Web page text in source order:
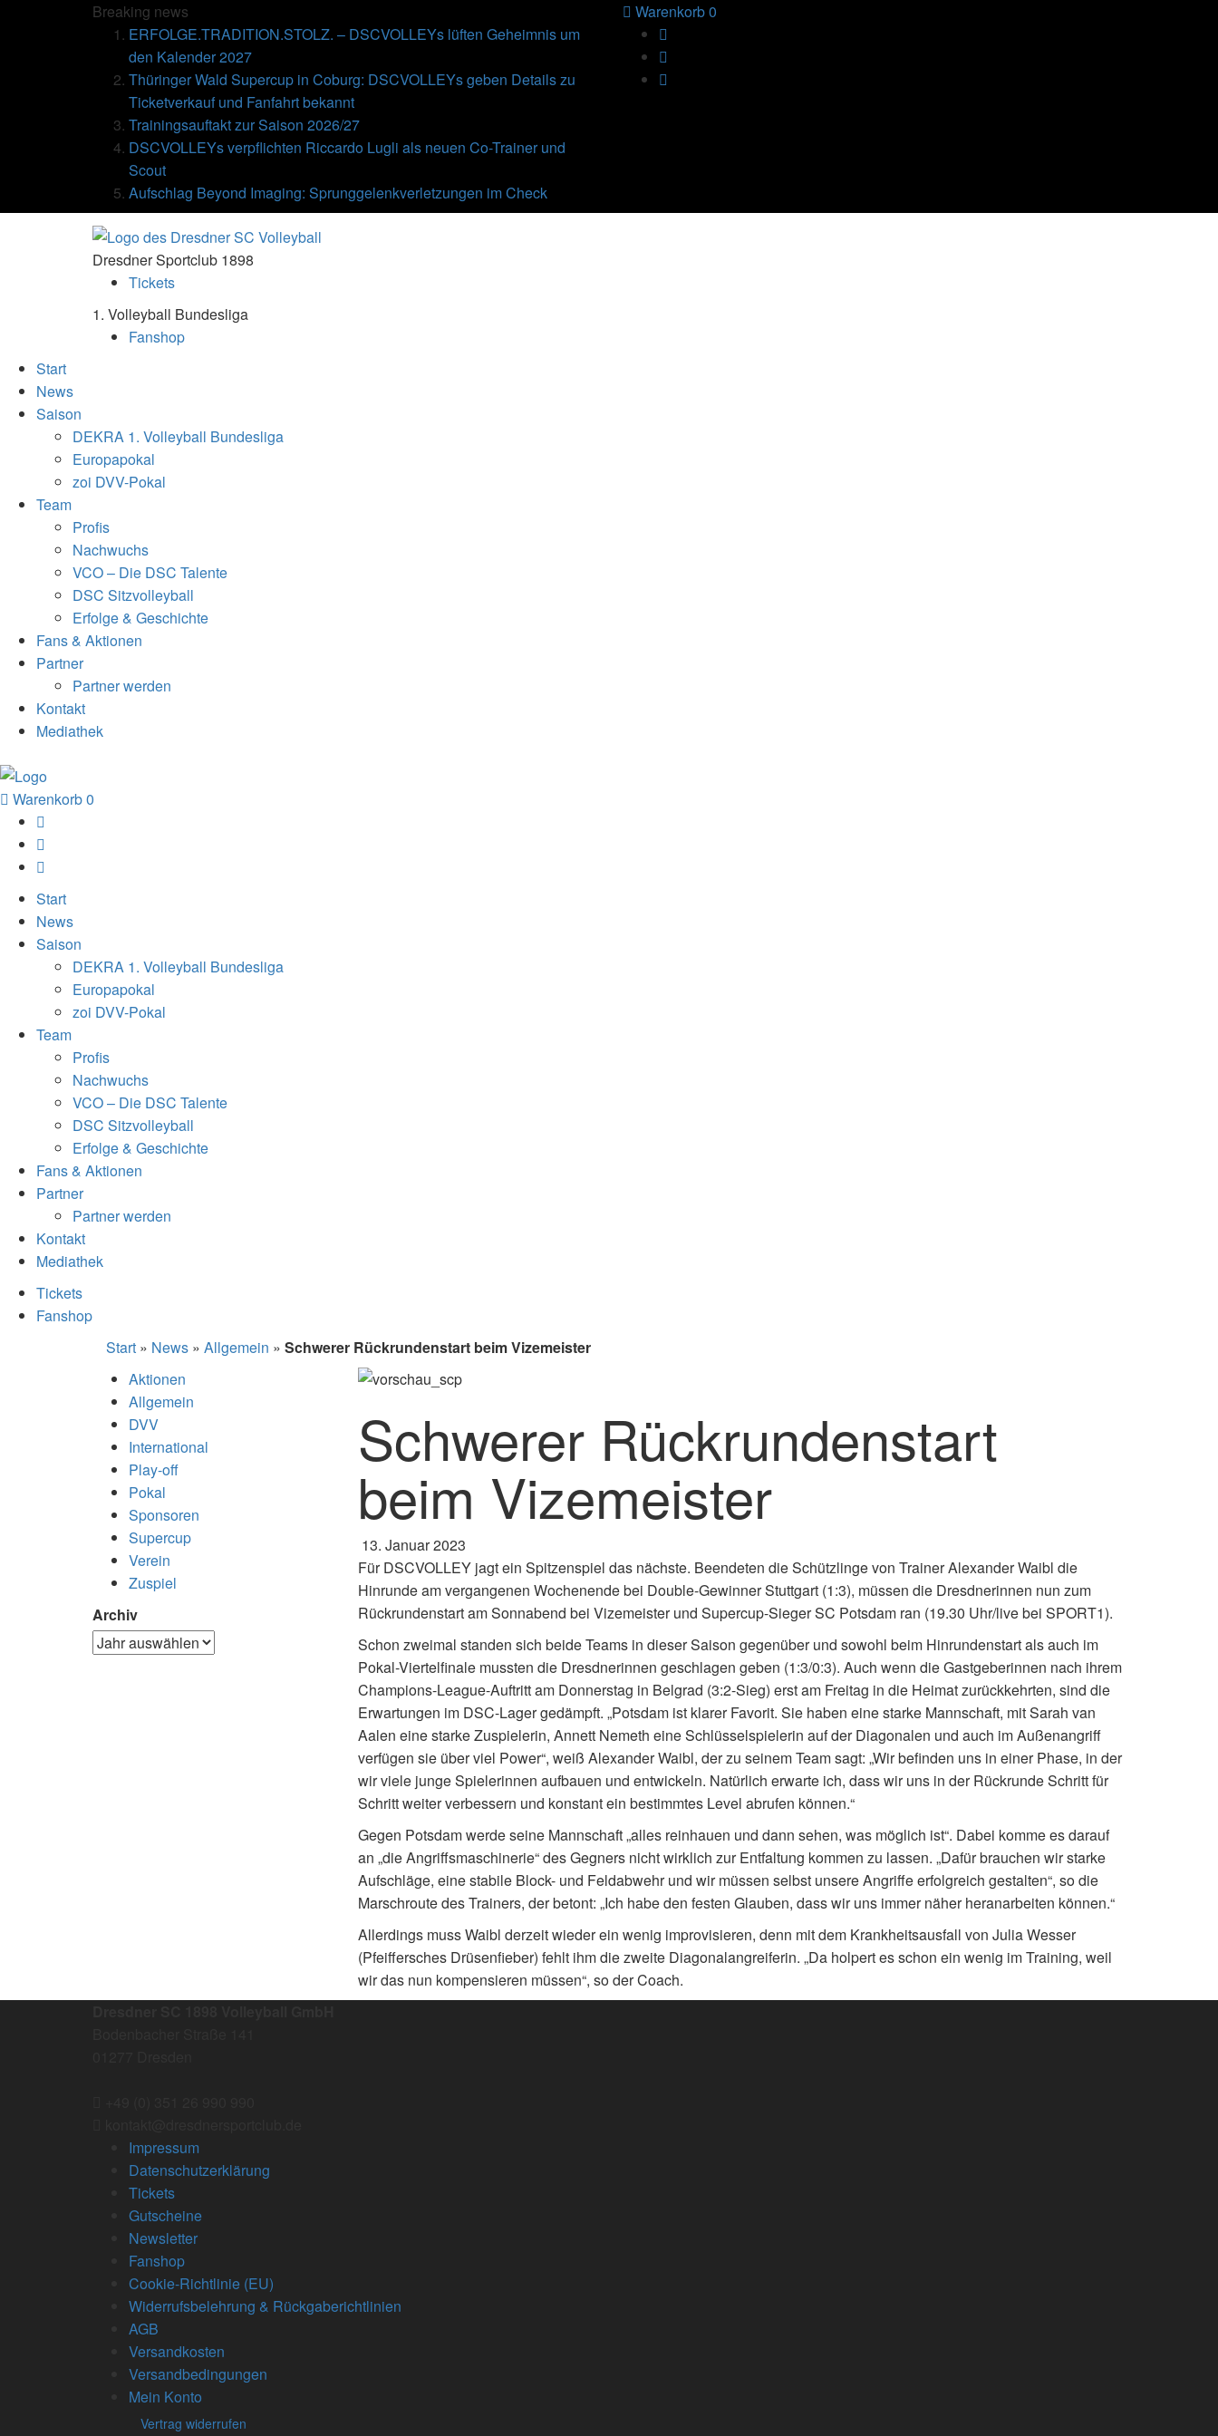
Breaking news
ERFOLGE.TRADITION.STOLZ. – DSCVOLLEYs lüften Geheimnis um
den Kalender 2027
Thüringer Wald Supercup in Coburg: DSCVOLLEYs geben Details zu
Ticketverkauf und Fanfahrt bekannt
Trainingsauftakt zur Saison 2026/27
DSCVOLLEYs verpflichten Riccardo Lugli als neuen Co-Trainer und
Scout
Aufschlag Beyond Imaging: Sprunggelenkverletzungen im Check
Warenkorb0
Dresdner Sportclub 1898
Tickets
1. Volleyball Bundesliga
Fanshop
Start
News
Saison
DEKRA 1. Volleyball Bundesliga
Europapokal
zoi DVV-Pokal
Team
Profis
Nachwuchs
VCO – Die DSC Talente
DSC Sitzvolleyball
Erfolge & Geschichte
Fans & Aktionen
Partner
Partner werden
Kontakt
Mediathek
Warenkorb0
Start
News
Saison
DEKRA 1. Volleyball Bundesliga
Europapokal
zoi DVV-Pokal
Team
Profis
Nachwuchs
VCO – Die DSC Talente
DSC Sitzvolleyball
Erfolge & Geschichte
Fans & Aktionen
Partner
Partner werden
Kontakt
Mediathek
Tickets
Fanshop
Start » News » Allgemein » Schwerer Rückrundenstart beim Vizemeister
Schwerer Rückrundenstart
beim Vizemeister
13. Januar 2023
Für DSCVOLLEY jagt ein Spitzenspiel das nächste. Beendeten die Schützlinge von Trainer Alexander Waibl die
Hinrunde am vergangenen Wochenende bei Double-Gewinner Stuttgart (1:3), müssen die Dresdnerinnen nun zum
Rückrundenstart am Sonnabend bei Vizemeister und Supercup-Sieger SC Potsdam ran (19.30 Uhr/live bei SPORT1).
Schon zweimal standen sich beide Teams in dieser Saison gegenüber und sowohl beim Hinrundenstart als auch im
Pokal-Viertelfinale mussten die Dresdnerinnen geschlagen geben (1:3/0:3). Auch wenn die Gastgeberinnen nach ihrem
Champions-League-Auftritt am Donnerstag in Belgrad (3:2-Sieg) erst am Freitag in die Heimat zurückkehrten, sind die
Erwartungen im DSC-Lager gedämpft. „Potsdam ist klarer Favorit. Sie haben eine starke Mannschaft, mit Sarah van
Aalen eine starke Zuspielerin, Annett Nemeth eine Schlüsselspielerin auf der Diagonalen und auch im Außenangriff
verfügen sie über viel Power“, weiß Alexander Waibl, der zu seinem Team sagt: „Wir befinden uns in einer Phase, in der
wir viele junge Spielerinnen aufbauen und entwickeln. Natürlich erwarte ich, dass wir uns in der Rückrunde Schritt für
Schritt weiter verbessern und konstant ein bestimmtes Level abrufen können.“
Gegen Potsdam werde seine Mannschaft „alles reinhauen und dann sehen, was möglich ist“. Dabei komme es darauf
an „die Angriffsmaschinerie“ des Gegners nicht wirklich zur Entfaltung kommen zu lassen. „Dafür brauchen wir starke
Aufschläge, eine stabile Block- und Feldabwehr und wir müssen selbst unsere Angriffe erfolgreich gestalten“, so die
Marschroute des Trainers, der betont: „Ich habe den festen Glauben, dass wir uns immer näher heranarbeiten können.“
Allerdings muss Waibl derzeit wieder ein wenig improvisieren, denn mit dem Krankheitsausfall von Julia Wesser
(Pfeiffersches Drüsenfieber) fehlt ihm die zweite Diagonalangreiferin. „Da holpert es schon ein wenig im Training, weil
wir das nun kompensieren müssen“, so der Coach.
Aktionen
Allgemein
DVV
International
Play-off
Pokal
Sponsoren
Supercup
Verein
Zuspiel
Archiv
Impressum
Datenschutzerklärung
Tickets
Gutscheine
Newsletter
Fanshop
Cookie-Richtlinie (EU)
Widerrufsbelehrung & Rückgaberichtlinien
AGB
Versandkosten
Versandbedingungen
Mein Konto
Vertrag widerrufen